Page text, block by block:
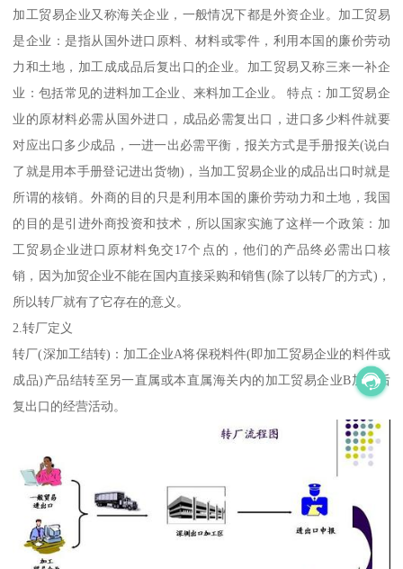
加工贸易企业又称海关企业，一般情况下都是外资企业。加工贸易
是企业：是指从国外进口原料、材料或零件，利用本国的廉价劳动
力和土地，加工成成品后复出口的企业。加工贸易又称三来一补企
业：包括常见的进料加工企业、来料加工企业。 特点：加工贸易企
业的原材料必需从国外进口，成品必需复出口，进口多少料件就要
对应出口多少成品，一进一出必需平衡，报关方式是手册报关(说白
了就是用本手册登记进出货物)，当加工贸易企业的成品出口时就是
所谓的核销。外商的目的只是利用本国的廉价劳动力和土地，我国
的目的是引进外商投资和技术，所以国家实施了这样一个政策：加
工贸易企业进口原材料免交17个点的，他们的产品终必需出口核
销，因为加贸企业不能在国内直接采购和销售(除了以转厂的方式)，
所以转厂就有了它存在的意义。
2.转厂定义
转厂(深加工结转)：加工企业A将保税料件(即加工贸易企业的料件或
成品)产品结转至另一直属或本直属海关内的加工贸易企业B加工后
复出口的经营活动。